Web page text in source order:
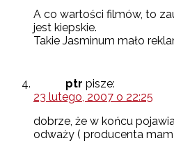
A co wartości filmów, to
jest kiepskie.
Takie Jasminum mało
ptr pisze:
23 lutego, 2007 o 22:25
dobrze, że w końcu
odważy ( producenta